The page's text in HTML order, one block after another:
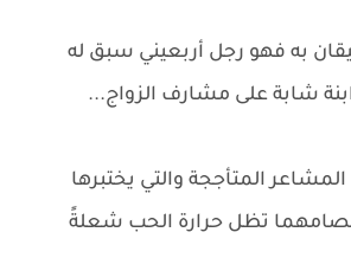
به فهو رجل أربعيني سبق له
ابنة شابة على مشارف الزواج...
المتأججة والتي يختبرها
تظل حرارة الحب شعلةً